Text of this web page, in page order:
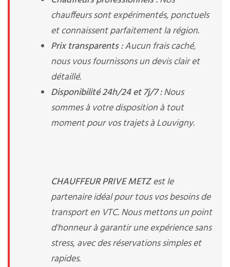
chauffeurs sont expérimentés, ponctuels
et connaissent parfaitement la région.
Prix transparents :Aucun frais caché,
nous vous fournissons un devis clair et
détaillé.
Disponibilité 24h/24 et 7j/7 :Nous
sommes à votre disposition à tout
moment pour vos trajets à Louvigny.
CHAUFFEUR PRIVE METZest le
partenaire idéal pour tous vos besoins de
transport en VTC. Nous mettons un point
d'honneur à garantir une expérience sans
stress, avec des réservations simples et
rapides.